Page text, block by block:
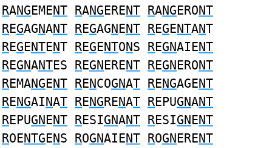
RANGEMENT RANGERENT RANGERONT
REGAGNANT REGAGNENT REGENTANT
REGENTENT REGENTONS REGNAIENT
REGNANTES REGNERENT REGNERONT
REMANGENT RENCOGNAT RENGAGENT
RENGAINAT RENGRENAT REPUGNANT
REPUGNENT RESIGNANT RESIGNENT
ROENTGENS ROGNAIENT ROGNERENT